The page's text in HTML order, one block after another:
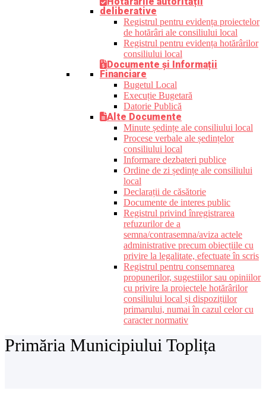
deliberative
Registrul pentru evidența proiectelor
de hotărâri ale consiliului local
Registrul pentru evidența hotărârilor
consiliului local
Documente și Informații
Financiare
Bugetul Local
Execuție Bugetară
Datorie Publică
Alte Documente
Minute ședințe ale consiliului local
Procese verbale ale ședințelor
consiliului local
Informare dezbateri publice
Ordine de zi ședințe ale consiliului
local
Declarații de căsătorie
Documente de interes public
Registrul privind înregistrarea
refuzurilor de a
semna/contrasemna/aviza actele
administrative precum obiecțiile cu
privire la legalitate, efectuate în scris
Registrul pentru consemnarea
propunerilor, sugestiilor sau opiniilor
cu privire la proiectele hotărârilor
consiliului local și dispozițiilor
primarului, numai în cazul celor cu
caracter normativ
Primăria Municipiului Toplița